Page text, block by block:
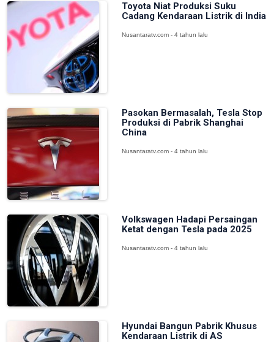
Toyota Niat Produksi Suku
Cadang Kendaraan Listrik di India
Nusantaratv.com - 4 tahun lalu
Pasokan Bermasalah, Tesla Stop
Produksi di Pabrik Shanghai
China
Nusantaratv.com - 4 tahun lalu
Volkswagen Hadapi Persaingan
Ketat dengan Tesla pada 2025
Nusantaratv.com - 4 tahun lalu
Hyundai Bangun Pabrik Khusus
Kendaraan Listrik di AS